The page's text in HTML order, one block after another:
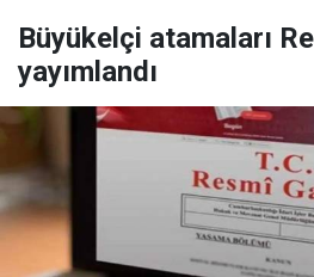
Büyükelçi atamaları
yayımlandı